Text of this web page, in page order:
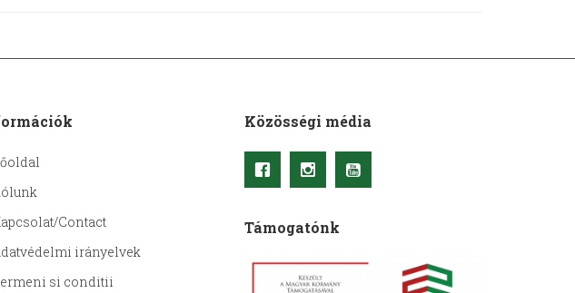
Contact
irányelvek
si conditii
Közösségi média
Támogatónk